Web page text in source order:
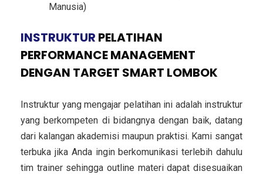
Manusia)
INSTRUKTUR PELATIHAN
PERFORMANCE MANAGEMENT
DENGAN TARGET SMART LOMBOK
Instruktur yang mengajar pelatihan ini adalah instruktur
yang berkompeten di bidangnya dengan baik, datang
dari kalangan akademisi maupun praktisi. Kami sangat
terbuka jika Anda ingin berkomunikasi terlebih dahulu
tim trainer sehingga outline materi dapat disesuaikan